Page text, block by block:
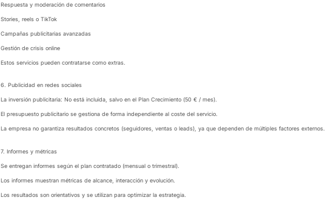
Respuesta y moderación de comentarios
Stories, reels o TikTok
Campañas publicitarias avanzadas
Gestión de crisis online
Estos servicios pueden contratarse como extras.
6. Publicidad en redes sociales
La inversión publicitaria: No está incluida, salvo en el Plan Crecimiento (50 € / mes).
El presupuesto publicitario se gestiona de forma independiente al coste del servicio.
La empresa no garantiza resultados concretos (seguidores, ventas o leads), ya que dependen de múltiples factores externos.
7. Informes y métricas
Se entregan informes según el plan contratado (mensual o trimestral).
Los informes muestran métricas de alcance, interacción y evolución.
Los resultados son orientativos y se utilizan para optimizar la estrategia.